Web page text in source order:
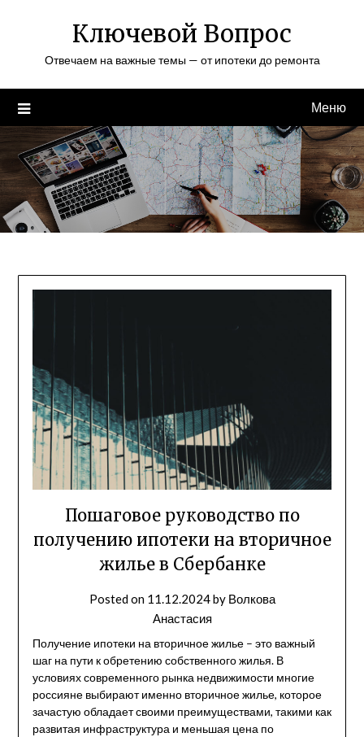
Ключевой Вопрос
Отвечаем на важные темы — от ипотеки до ремонта
Меню
Пошаговое руководство по
получению ипотеки на вторичное
жилье в Сбербанке
Posted on 11.12.2024by Волкова
Анастасия
Получение ипотеки на вторичное жилье – это важный
шаг на пути к обретению собственного жилья. В
условиях современного рынка недвижимости многие
россияне выбирают именно вторичное жилье, которое
зачастую обладает своими преимуществами, такими как
развитая инфраструктура и меньшая цена по